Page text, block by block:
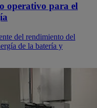
operativo para el
del rendimiento del
de la batería y